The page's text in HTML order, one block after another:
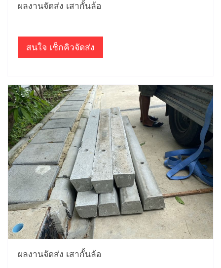
ผลงานจัดส่ง เสากั้นล้อ
สนใจ เช็กคิวจัดส่ง
ผลงานจัดส่ง เสากั้นล้อ